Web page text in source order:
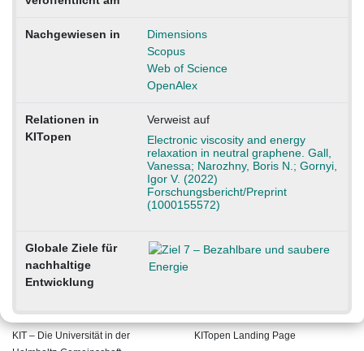
Nachgewiesen in
Dimensions
Scopus
Web of Science
OpenAlex
Relationen in
KITopen
Verweist auf
Electronic viscosity and energy
relaxation in neutral graphene. Gall,
Vanessa; Narozhny, Boris N.; Gornyi,
Igor V. (2022)
Forschungsbericht/Preprint
(1000155572)
Globale Ziele für
nachhaltige
Entwicklung
KIT – Die Universität in der
KITopen Landing Page